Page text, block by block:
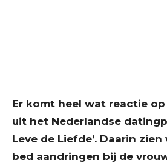
Er komt heel wat reactie
uit het Nederlandse
Leve de Liefde’. Daarin
bed aandringen bij de